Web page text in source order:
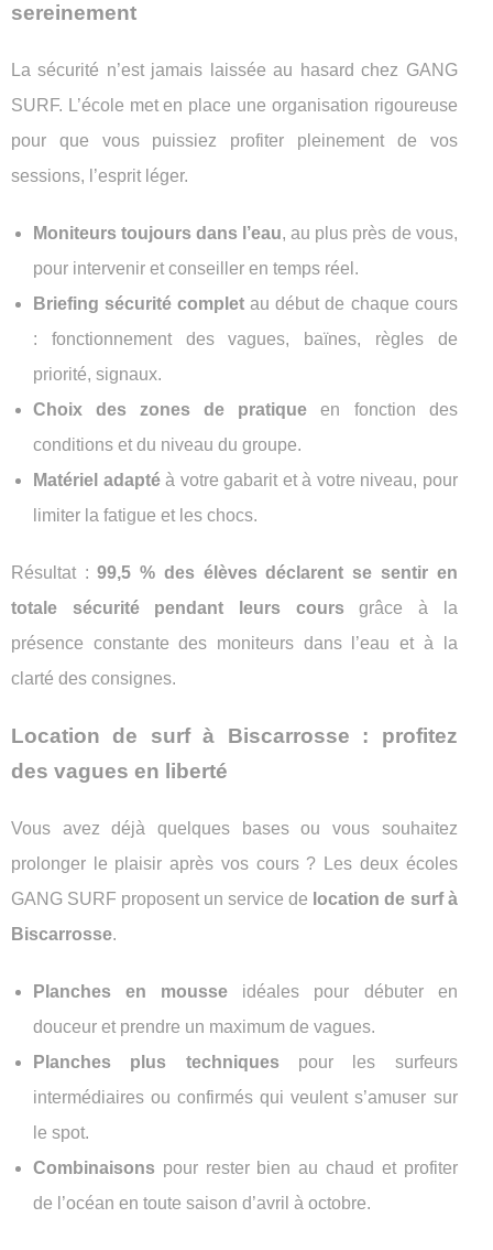
sereinement
La sécurité n’est jamais laissée au hasard chez GANG
SURF. L’école met en place une organisation rigoureuse
pour que vous puissiez profiter pleinement de vos
sessions, l’esprit léger.
Moniteurs toujours dans l’eau, au plus près de vous,
pour intervenir et conseiller en temps réel.
Briefing sécurité complet au début de chaque cours
: fonctionnement des vagues, baïnes, règles de
priorité, signaux.
Choix des zones de pratique en fonction des
conditions et du niveau du groupe.
Matériel adaptéà votre gabarit et à votre niveau, pour
limiter la fatigue et les chocs.
Résultat :99,5 % des élèves déclarent se sentir en
totale sécurité pendant leurs cours grâce à la
présence constante des moniteurs dans l’eau et à la
clarté des consignes.
Location de surf à Biscarrosse : profitez
des vagues en liberté
Vous avez déjà quelques bases ou vous souhaitez
prolonger le plaisir après vos cours ? Les deux écoles
GANG SURF proposent un service de location de surf à
Biscarrosse.
Planches en mousse idéales pour débuter en
douceur et prendre un maximum de vagues.
Planches plus techniques pour les surfeurs
intermédiaires ou confirmés qui veulent s’amuser sur
le spot.
Combinaisons pour rester bien au chaud et profiter
de l’océan en toute saison d’avril à octobre.